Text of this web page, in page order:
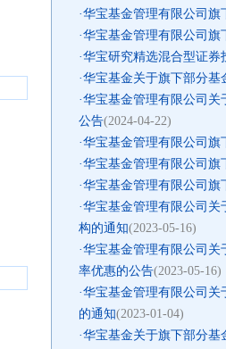
·华宝基金管理有限公司旗
·华宝基金管理有限公司旗
·华宝研究精选混合型证券
·华宝基金关于旗下部分基
·华宝基金管理有限公司关
公告(2024-04-22)
·华宝基金管理有限公司旗
·华宝基金管理有限公司旗
·华宝基金管理有限公司旗
·华宝基金管理有限公司
构的通知(2023-05-16)
·华宝基金管理有限公司关
率优惠的公告(2023-05-16)
·华宝基金管理有限公司关
的通知(2023-01-04)
·华宝基金关于旗下部分基